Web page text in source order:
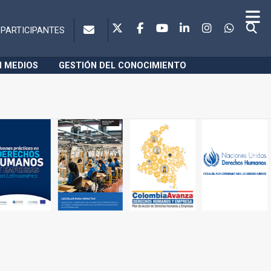
PARTICIPANTES
MEDIOS GESTIÓN DEL CONOCIMIENTO